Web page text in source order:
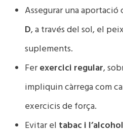
Assegurar una aportació
D, a través del sol, el
suplements.
Ferexercici regular,
impliquin càrrega com
exercicis de força.
Evitar el tabac i l’alcohol